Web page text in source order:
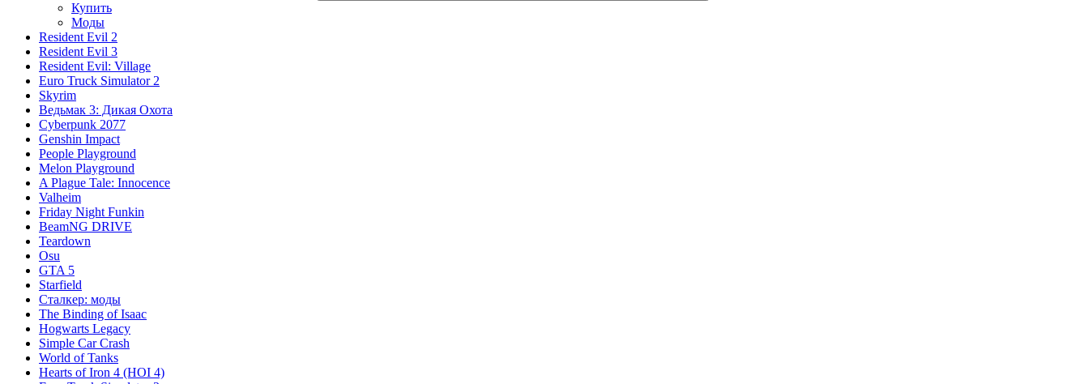
Купить
Моды
Resident Evil 2
Resident Evil 3
Resident Evil: Village
Euro Truck Simulator 2
Skyrim
Ведьмак 3: Дикая Охота
Cyberpunk 2077
Genshin Impact
People Playground
Melon Playground
A Plague Tale: Innocence
Valheim
Friday Night Funkin
BeamNG DRIVE
Teardown
Osu
GTA 5
Starfield
Сталкер: моды
The Binding of Isaac
Hogwarts Legacy
Simple Car Crash
World of Tanks
Hearts of Iron 4 (HOI 4)